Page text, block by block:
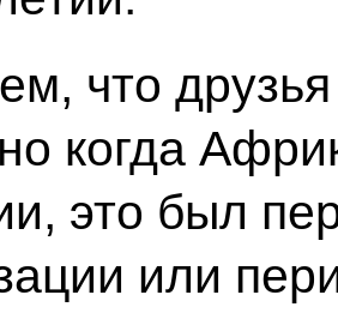
что
когда
это был
или